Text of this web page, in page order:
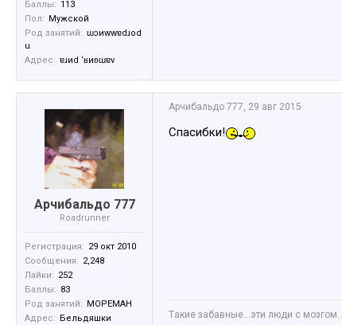
Баллы: 113
Пол:
Мужской
Род занятий: ɯɔиwwɐdɹоd
u
Адрес: ɐɹиd ‘ʁиʚɯɐv
Арчибальдо 777
Roadrunner
Регистрация: 29 окт 2010
Сообщения: 2,248
Лайки: 252
Баллы: 83
Род занятий:
МОРЕМАН
Адрес:
Бельдяшки
Арчибальдо 777, 29 авг 2015
Спасибки!
Tакие забавные...эти люди с мозгом..